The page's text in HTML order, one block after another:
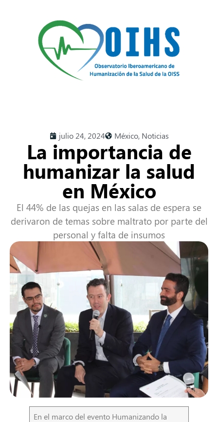
julio 24, 2024 México, Noticias
La importancia de
humanizar la salud
en México
El 44% de las quejas en las salas de espera se
derivaron de temas sobre maltrato por parte del
personal y falta de insumos
En el marco del evento Humanizando la